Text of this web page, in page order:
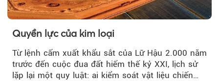
Quyền lực của kim loại
Từ lệnh cấm xuất khẩu sắt của Lữ Hậu 2.000 năm
trước đến cuộc đua đất hiếm thế kỷ XXI, lịch sử
lặp lại một quy luật: ai kiểm soát vật liệu chiến